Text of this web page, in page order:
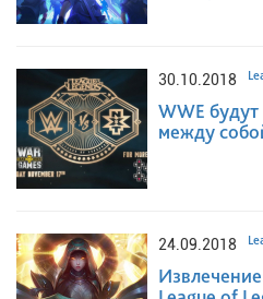
30.10.2018
WWE
между
24.09.2018